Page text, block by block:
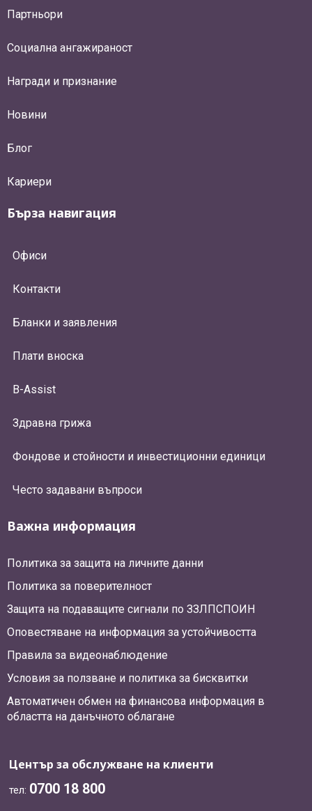
Партньори
Социална ангажираност
Награди и признание
Новини
Блог
Кариери
Бърза навигация
Офиси
Контакти
Бланки и заявления
Плати вноска
B-Assist
Здравна грижа
Фондове и стойности и инвестиционни единици
Често задавани въпроси
Важна информация
Политика за защита на личните данни
Политика за поверителност
Защита на подаващите сигнали по ЗЗЛПСПОИН
Оповестяване на информация за устойчивостта
Правила за видеонаблюдение
Условия за ползване и политика за бисквитки
Автоматичен обмен на финансова информация в
областта на данъчното облагане
Център за обслужване на клиенти
тел: 0700 18 800